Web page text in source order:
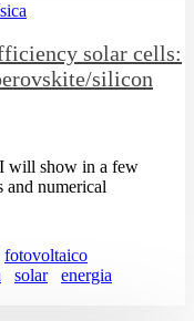
solar cells:
silicon
I will show in a few
and numerical
fotovoltaico
solar
energia